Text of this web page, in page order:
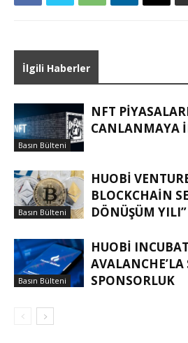
İlgili Haberler
Basın Bülteni
NFT
CANLANMAYA
Basın Bülteni
HUOBI
BLOCKCHAIN
DÖNÜŞÜM YILI”
Basın Bülteni
HUOBI
AVALANCHE’LA
SPONSORLUK